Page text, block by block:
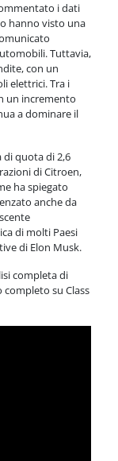
i dati
hanno visto una
Tuttavia,
con un
elettrici. Tra i
un incremento
a dominare il
di quota di 2,6
di Citroen,
ha spiegato
anche da
di molti Paesi
di Elon Musk.
completa di
completo su Class